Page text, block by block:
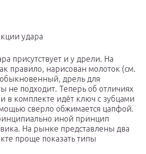
удара
присутствует и у дрели. На
правило, нарисован молоток (см.
дрель для
не подходит. Теперь об отличиях
в комплекте идёт ключ с зубцами
сверло обжимается цапфой.
иной принцип
На рынке представлены два
проще показать типы